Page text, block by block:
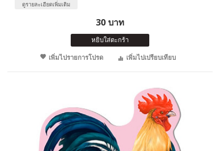
ดูรายละเอียดเพิ่มเติม
30 บาท
หยิบใส่ตะกร้า
เพิ่มไปรายการโปรด
เพิ่มไปเปรียบเทียบ